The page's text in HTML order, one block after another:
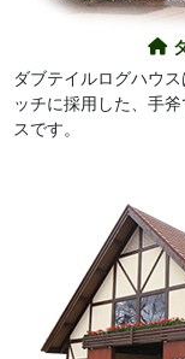
ダブテイルログハウ
ッチに採用した、手
スです。